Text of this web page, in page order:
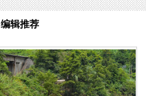
编辑推荐